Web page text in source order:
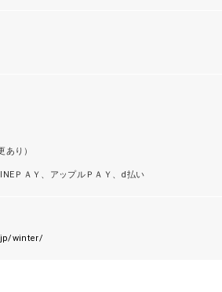
あり）
ＰＡＹ、アップルＰＡＹ、d払い
winter/